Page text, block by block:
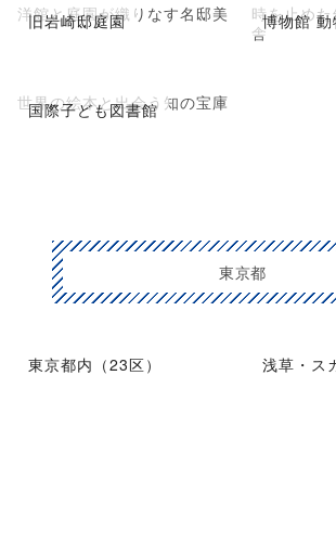
旧岩崎邸庭園
洋館と庭園が織りなす名邸美 博物館 動
時を止め
舎
国際子ども図書館
世界の絵本と出会う知の宝庫
東京都
東京都内（23区） 浅草・ス